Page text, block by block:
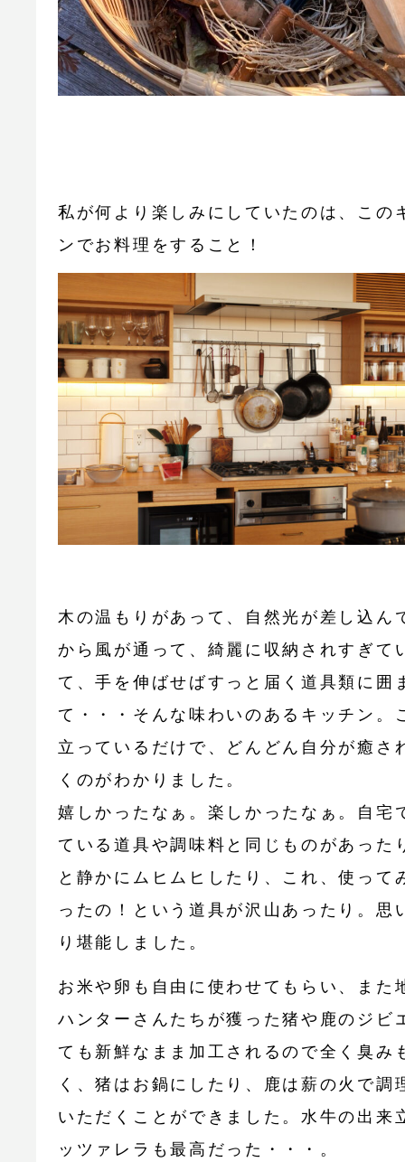
私が何より楽しみにしていたのは、この
ンでお料理をすること！
木の温もりがあって、自然光が差し込ん
から風が通って、綺麗に収納されすぎて
て、手を伸ばせばすっと届く道具類に囲
て・・・そんな味わいのあるキッチン。
立っているだけで、どんどん自分が癒さ
くのがわかりました。
嬉しかったなぁ。楽しかったなぁ。自宅
ている道具や調味料と同じものがあった
と静かにムヒムヒしたり、これ、使って
ったの！という道具が沢山あったり。思
り堪能しました。
お米や卵も自由に使わせてもらい、また
ハンターさんたちが獲った猪や鹿のジビ
ても新鮮なまま加工されるので全く臭み
く、猪はお鍋にしたり、鹿は薪の火で調
いただくことができました。水牛の出来
ッツァレラも最高だった・・・。